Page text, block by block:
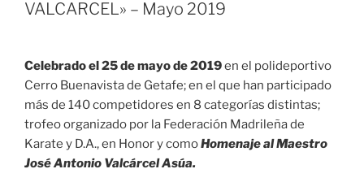
VALCARCEL» – Mayo 2019
Celebrado el 25 de mayo de 2019en el polideportivo
Cerro Buenavista de Getafe; en el que han participado
más de 140 competidores en 8 categorías distintas;
trofeo organizado por la Federación Madrileña de
Karate y D.A., en Honor y comoHomenaje al Maestro
José Antonio Valcárcel Asúa.